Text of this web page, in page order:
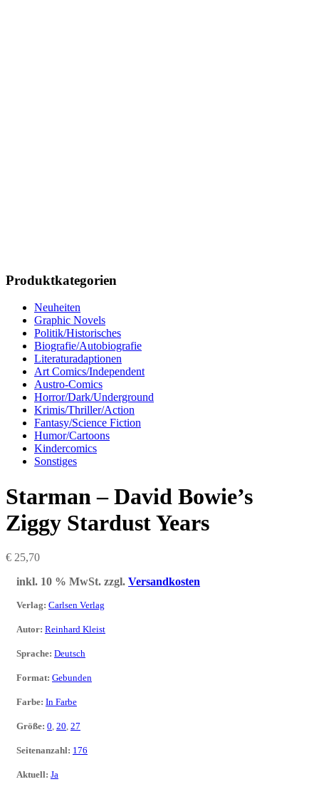
Produktkategorien
Neuheiten
Graphic Novels
Politik/Historisches
Biografie/Autobiografie
Literaturadaptionen
Art Comics/Independent
Austro-Comics
Horror/Dark/Underground
Krimis/Thriller/Action
Fantasy/Science Fiction
Humor/Cartoons
Kindercomics
Sonstiges
Starman – David Bowie’s
Ziggy Stardust Years
€ 25,70
inkl. 10 % MwSt. zzgl. Versandkosten
Verlag: Carlsen Verlag
Autor: Reinhard Kleist
Sprache: Deutsch
Format: Gebunden
Farbe: In Farbe
Größe: 0, 20, 27
Seitenanzahl: 176
Aktuell: Ja